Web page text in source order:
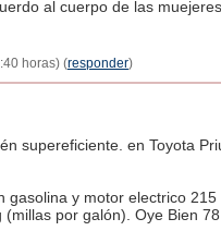
al cuerpo de las
horas) (responder)
supereficiente. en Toyota
gasolina y motor electrico
por galón). Oye Bien